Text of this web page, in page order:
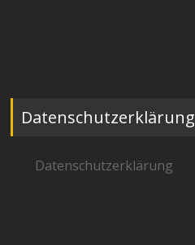
Datenschutzerklärung
Datenschutzerklärung